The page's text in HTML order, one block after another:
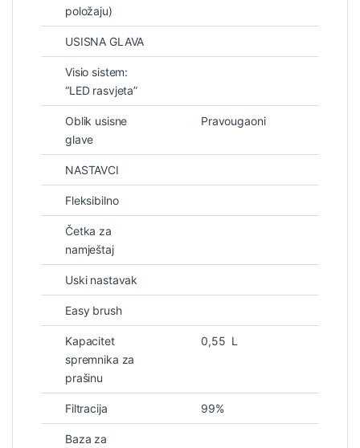
položaju)
USISNA GLAVA
Visio sistem:
“LED rasvjeta”
Oblik usisne
glave
Pravougaoni
NASTAVCI
Fleksibilno
Četka za
namještaj
Uski nastavak
Easy brush
Kapacitet
spremnika za
prašinu
0,55 L
Filtracija 99%
Baza za